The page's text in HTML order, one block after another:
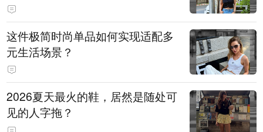
这件极简时尚单品如何实现适配多
元生活场景？
2026夏天最火的鞋，居然是随处可
见的人字拖？